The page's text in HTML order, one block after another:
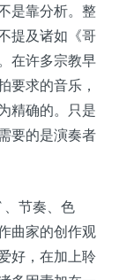
是靠分析。整
提及诸如《哥
在许多宗教早
要求的音乐，
精确的。只是
要的是演奏者
节奏、色
曲家的创作观
好，在加上聆